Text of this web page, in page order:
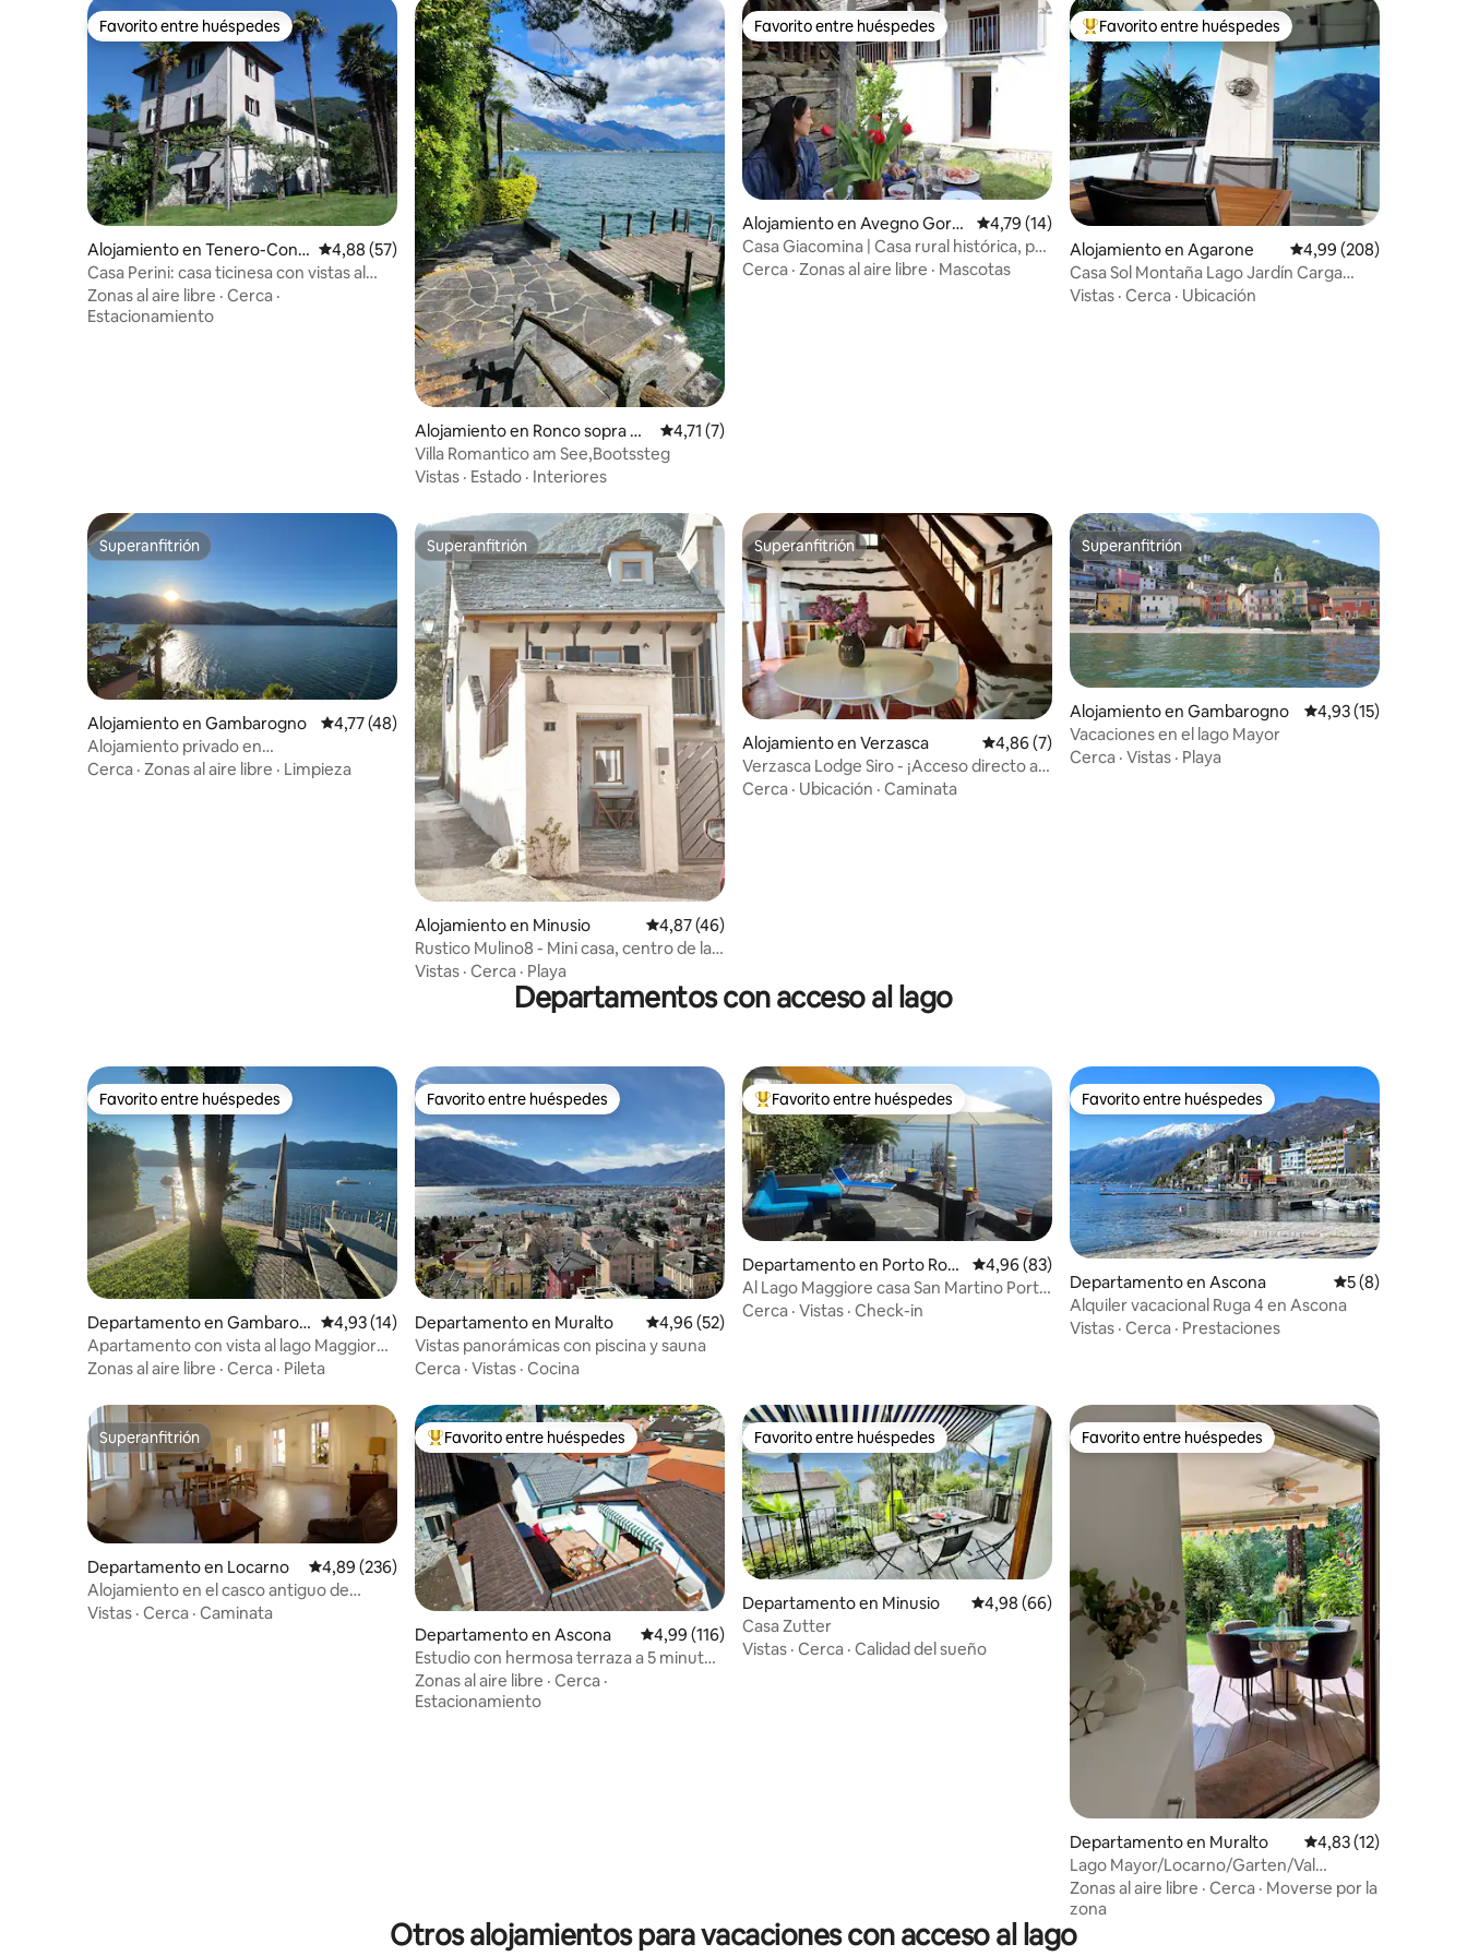
Favorito entre huéspedes
Favorito entre huéspedes
Alojamiento en Tenero-Cont
ra
Calificación promedio: 4,88 de 5. 57 evaluaciones
4,88 (57)
Casa Perini: casa ticinesa con vistas al
lago
Zonas al aire libre · Cerca ·
Estacionamiento
Alojamiento en Ronco sopra As
cona
Calificación promedio: 4,71 de 5. 7 evaluaciones
4,71 (7)
Villa Romantico am See,Bootssteg
Vistas · Estado · Interiores
Favorito entre huéspedes
Favorito entre huéspedes
Alojamiento en Avegno Gord
evio
Calificación promedio: 4,79 de 5. 14 evaluaciones
4,79 (14)
Casa Giacomina | Casa rural histórica, pet
friendly y junto al río
Cerca · Zonas al aire libre · Mascotas
Favorito entre los huéspedes más destacados
Favorito entre huéspedes
Alojamiento en Agarone Calificación promedio:
4,99 (208)
Casa Sol Montaña Lago Jardín Carga
11 kW Coche eléctrico
Vistas · Cerca · Ubicación
Superanfitrión
Superanfitrión
Alojamiento en Gambarogno Calificación promedio: 4,77 de 5. 48 evaluaciones
4,77 (48)
Alojamiento privado en
Gerra Gambarogno
Cerca · Zonas al aire libre · Limpieza
Superanfitrión
Superanfitrión
Alojamiento en Minusio Calificación promedio: 4,87 de 5. 46 evaluaciones
4,87 (46)
Rustico Mulino8 - Mini casa, centro de la
ciudad, 7 minutos a pie del lago, recién
renovado, con aire acondicionado
Vistas · Cerca · Playa
Superanfitrión
Superanfitrión
Alojamiento en Verzasca Calificación promedio: 4,86 de 5. 7 evaluaciones
4,86 (7)
Verzasca Lodge Siro - ¡Acceso directo al
río!
Cerca · Ubicación · Caminata
Superanfitrión
Superanfitrión
Alojamiento en Gambarogno Calificación
4,93 (15)
Vacaciones en el lago Mayor
Cerca · Vistas · Playa
Departamentos con acceso al lago
Favorito entre huéspedes
Favorito entre huéspedes
Departamento en Gambarog
no
Calificación promedio: 4,93 de 5. 14 evaluaciones
4,93 (14)
Apartamento con vista al lago Maggiore
y piscina 2
Zonas al aire libre · Cerca · Pileta
Favorito entre huéspedes
Favorito entre huéspedes
Departamento en Muralto Calificación promedio: 4,96 de 5. 52 evaluaciones
4,96 (52)
Vistas panorámicas con piscina y sauna
Cerca · Vistas · Cocina
Favorito entre los huéspedes más destacados
Favorito entre huéspedes
Departamento en Porto Ron
co
Calificación promedio: 4,96 de 5. 83 evaluaciones
4,96 (83)
Al Lago Maggiore casa San Martino Porto
Ronco (3)
Cerca · Vistas · Check-in
Favorito entre huéspedes
Favorito entre huéspedes
Departamento en Ascona Calificación
5 (8)
Alquiler vacacional Ruga 4 en Ascona
Vistas · Cerca · Prestaciones
Superanfitrión
Superanfitrión
Departamento en Locarno Calificación promedio: 4,89 de 5. 236 evaluaciones
4,89 (236)
Alojamiento en el casco antiguo de
Locarno
Vistas · Cerca · Caminata
Favorito entre los huéspedes más destacados
Favorito entre huéspedes
Departamento en Ascona Calificación promedio: 4,99 de 5. 116 evaluaciones
4,99 (116)
Estudio con hermosa terraza a 5 minutos
del lago.
Zonas al aire libre · Cerca ·
Estacionamiento
Favorito entre huéspedes
Favorito entre huéspedes
Departamento en Minusio Calificación promedio: 4,98 de 5. 66 evaluaciones
4,98 (66)
Casa Zutter
Vistas · Cerca · Calidad del sueño
Favorito entre huéspedes
Favorito entre huéspedes
Departamento en Muralto Calificación
4,83 (12)
Lago Mayor/Locarno/Garten/Val
Verzasca/Familias
Zonas al aire libre · Cerca · Moverse por la
zona
Otros alojamientos para vacaciones con acceso al lago